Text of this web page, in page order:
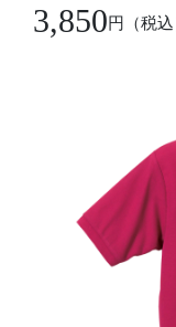
3,850円 （税込